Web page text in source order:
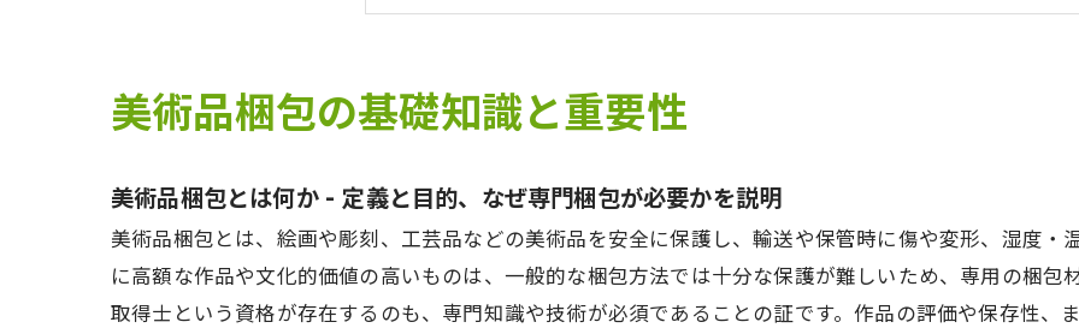
美術品梱包業者の選び方と主要サービス比較 - 信頼できる業者の見極
美術品梱包の安全性と品質管理の徹底 - 長期保管と輸送のリスク管理
会社概要
美術品梱包の基礎知識と重要性
美術品梱包とは何か - 定義と目的、なぜ専門梱包が必要かを説明
美術品梱包とは、絵画や彫刻、工芸品などの美術品を安全に保護し、輸送や保管時に傷や変形、湿度・
に高額な作品や文化的価値の高いものは、一般的な梱包方法では十分な保護が難しいため、専用の梱包
取得士という資格が存在するのも、専門知識や技術が必須であることの証です。作品の評価や保存性、